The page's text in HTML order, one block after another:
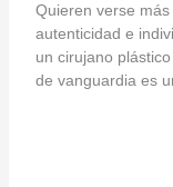
Quieren verse
autenticidad e
un cirujano
de vanguardia es